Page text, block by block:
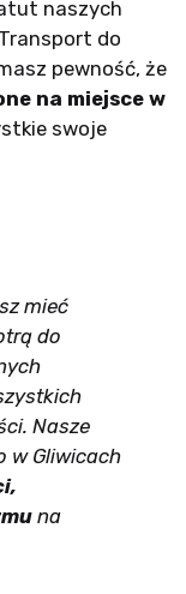
naszych
do
pewność, że
na miejsce w
swoje
mieć
do
Nasze
w Gliwicach
na